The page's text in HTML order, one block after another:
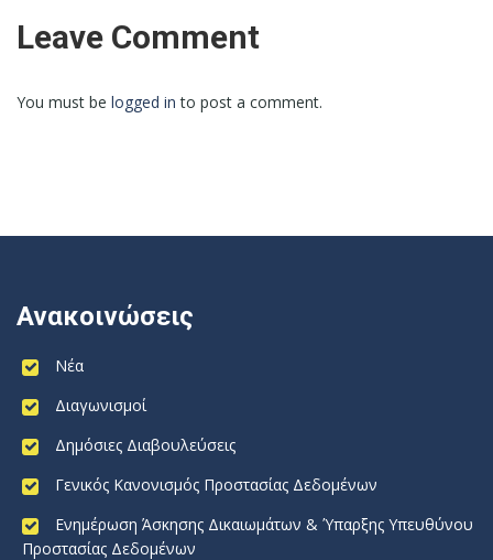
Leave Comment
You must be logged in to post a comment.
Ανακοινώσεις
Νέα
Διαγωνισμοί
Δημόσιες Διαβουλεύσεις
Γενικός Κανονισμός Προστασίας Δεδομένων
Ενημέρωση Άσκησης Δικαιωμάτων & Ύπαρξης Υπευθύνου
Προστασίας Δεδομένων